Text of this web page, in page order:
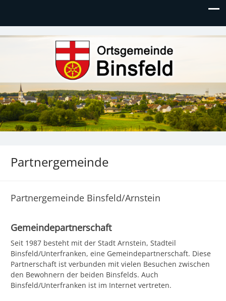
Ortsgemeinde Binsfeld
Partnergemeinde
Partnergemeinde Binsfeld/Arnstein
Gemeindepartnerschaft
Seit 1987 besteht mit der Stadt Arnstein, Stadteil
Binsfeld/Unterfranken, eine Gemeindepartnerschaft. Diese
Partnerschaft ist verbunden mit vielen Besuchen zwischen
den Bewohnern der beiden Binsfelds. Auch
Binsfeld/Unterfranken ist im Internet vertreten.